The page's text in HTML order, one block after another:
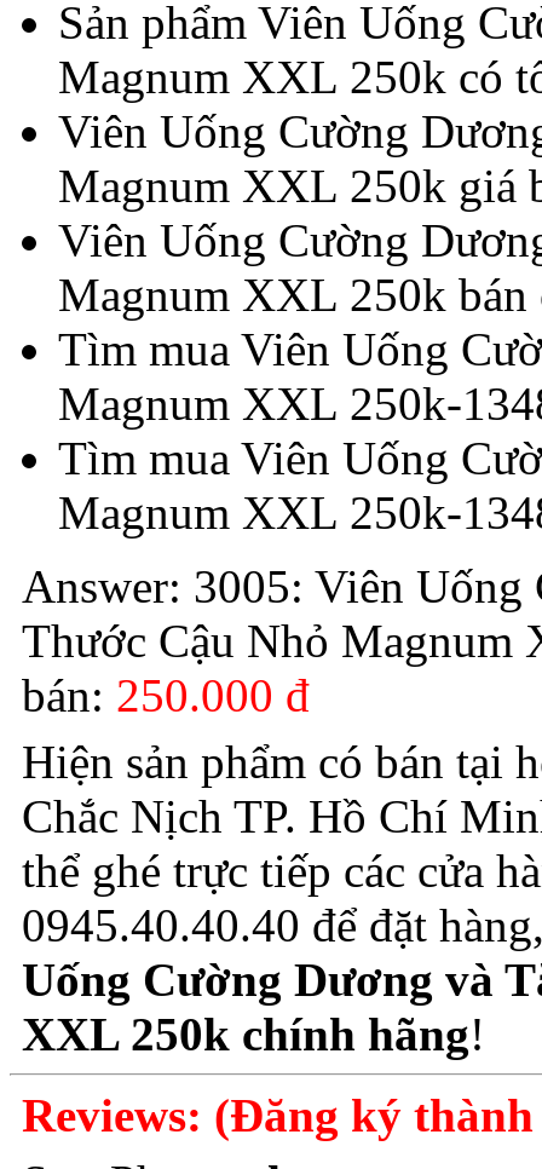
Sản phẩm Viên Uống
Magnum XXL 250k có
Viên Uống Cường
Magnum XXL 250k giá
Viên Uống Cường
Magnum XXL 250k bán
Tìm mua Viên Uống
Magnum XXL 250k-
Tìm mua Viên Uống
Magnum XXL 250k-
Answer: 3005: Viên
Thước Cậu Nhỏ Magnum
bán: 250.000 đ
Hiện sản phẩm có bán tại
Chắc Nịch TP. Hồ Chí
thể ghé trực tiếp các cửa
0945.40.40.40 để đặt
Uống Cường Dương và
XXL 250k chính hãng!
Reviews: (Đăng ký